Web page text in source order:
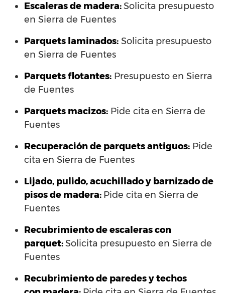
Escaleras de madera:Solicita presupuesto
en Sierra de Fuentes
Parquets laminados: Solicita presupuesto
en Sierra de Fuentes
Parquets flotantes: Presupuesto en Sierra
de Fuentes
Parquets macizos: Pide cita en Sierra de
Fuentes
Recuperación de parquets antiguos: Pide
cita en Sierra de Fuentes
Lijado, pulido, acuchillado y barnizado de
pisos de madera: Pide cita en Sierra de
Fuentes
Recubrimiento de escaleras con
parquet:Solicita presupuesto en Sierra de
Fuentes
Recubrimiento de paredes y techos